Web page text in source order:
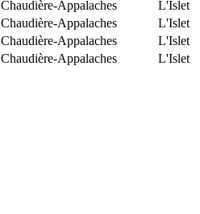
Chaudière-Appalaches
L'Islet
Chaudière-Appalaches
L'Islet
Chaudière-Appalaches
L'Islet
Chaudière-Appalaches L'Islet